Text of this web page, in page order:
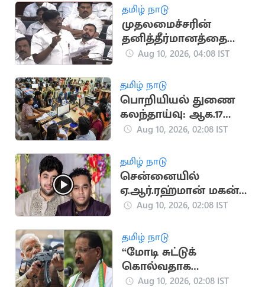
தமிழ் நாடு
முதலமைச்சரின்
தனித்தீர்மானத்தை
அனைவரும் ஆதரிக்க
விஸ்வநாதன்
Aug 10, 2026, 04:08 IST
தமிழ் நாடு
பொறியியல் துணை
கலந்தாய்வு: ஆக.17
முதல் 31 வரை
விண்ணப்பிக்கலாம்
Aug 10, 2026, 02:08 IST
தமிழ் நாடு
சென்னையில்
ஏ.ஆர்.ரஹ்மான் மகன்
கார் விபத்தில்
Aug 10, 2026, 02:08 IST
தமிழ் நாடு
“மோடி சுட்டுக்
கொல்வதாக
மிரட்டினாலும்
Aug 10, 2026, 02:08 IST